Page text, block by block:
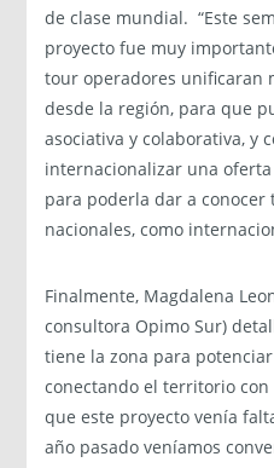
de clase mundial. “Este
proyecto fue muy
tour operadores unificaran
desde la región, para que
asociativa y colaborativa, y
internacionalizar una
para poderla dar a conocer
nacionales, como
Finalmente, Magdalena
consultora Opimo Sur)
tiene la zona para
conectando el territorio
que este proyecto venía
año pasado veníamos